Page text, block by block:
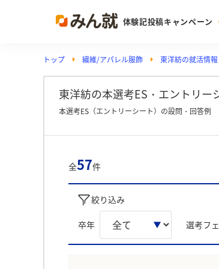
体験記投稿キャンペーン
Post
投稿する
ランキン
Vote
注目の企
トップ 繊維/アパレル服飾 東洋紡の就活情報
東洋紡の本選考ES・エントリー
本選考ES（エントリーシート）の設問・回答例
全57件
絞り込み
卒年 選考フ